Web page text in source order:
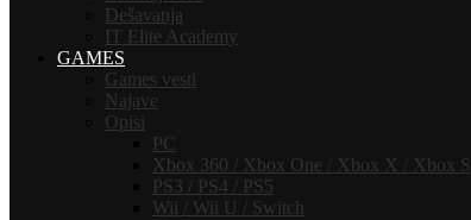
Dešavanja
IT Elite Academy
GAMES
Games vesti
Najave
Opisi
PC
Xbox 360 / Xbox One / Xbox X / Xbox S
PS3 / PS4 / PS5
Wii / Wii U / Switch